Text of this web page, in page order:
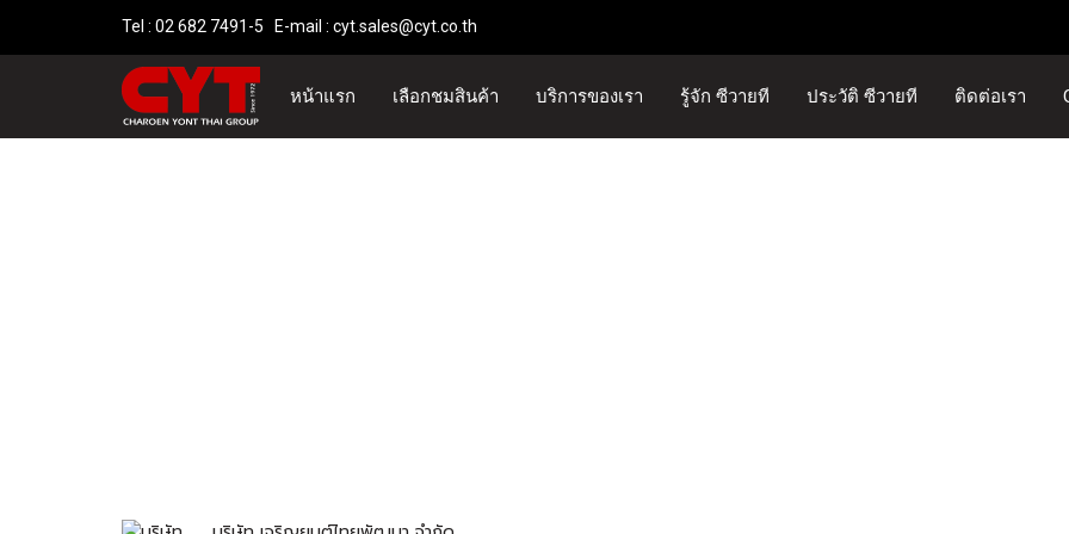
Tel : 02 682 7491-5 E-mail : cyt.sales@cyt.co.th
หน้าแรก เลือกชมสินค้า บริการของเรา รู้จัก ซีวายที ประวัติ ซีวายที ติดต่อเรา